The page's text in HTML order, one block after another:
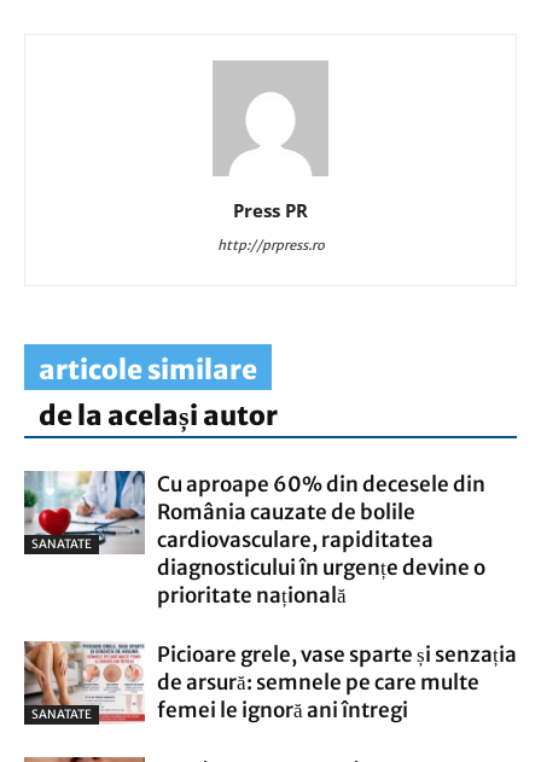
Press PR
http://prpress.ro
articole similare
de la același autor
SANATATE
Cu aproape 60% din decesele din
România cauzate de bolile
cardiovasculare, rapiditatea
diagnosticului în urgențe devine o
prioritate națională
SANATATE
Picioare grele, vase sparte și senzația
de arsură: semnele pe care multe
femei le ignoră ani întregi